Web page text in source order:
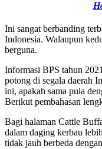
Ini sangat berbanding
Indonesia. Walaupun
berguna.
Informasi BPS tahun
potong di segala daerah
ini, apakah sama pula
Berikut pembahasan
Bagi halaman Cattle
dalam daging kerbau
tidak jauh berbeda